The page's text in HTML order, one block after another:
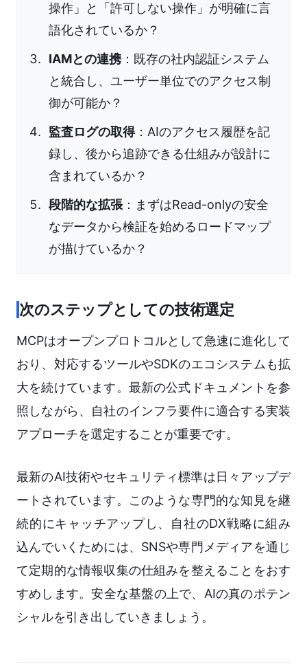
操作」と「許可しない操作」が明確に言
語化されているか？
IAMとの連携：既存の社内認証システム
と統合し、ユーザー単位でのアクセス制
御が可能か？
監査ログの取得：AIのアクセス履歴を記
録し、後から追跡できる仕組みが設計に
含まれているか？
段階的な拡張：まずはRead-onlyの安全
なデータから検証を始めるロードマップ
が描けているか？
次のステップとしての技術選定
MCPはオープンプロトコルとして急速に進化して
おり、対応するツールやSDKのエコシステムも拡
大を続けています。最新の公式ドキュメントを参
照しながら、自社のインフラ要件に適合する実装
アプローチを選定することが重要です。
最新のAI技術やセキュリティ標準は日々アップデ
ートされています。このような専門的な知見を継
続的にキャッチアップし、自社のDX戦略に組み
込んでいくためには、SNSや専門メディアを通じ
て定期的な情報収集の仕組みを整えることをおす
すめします。安全な基盤の上で、AIの真のポテン
シャルを引き出していきましょう。